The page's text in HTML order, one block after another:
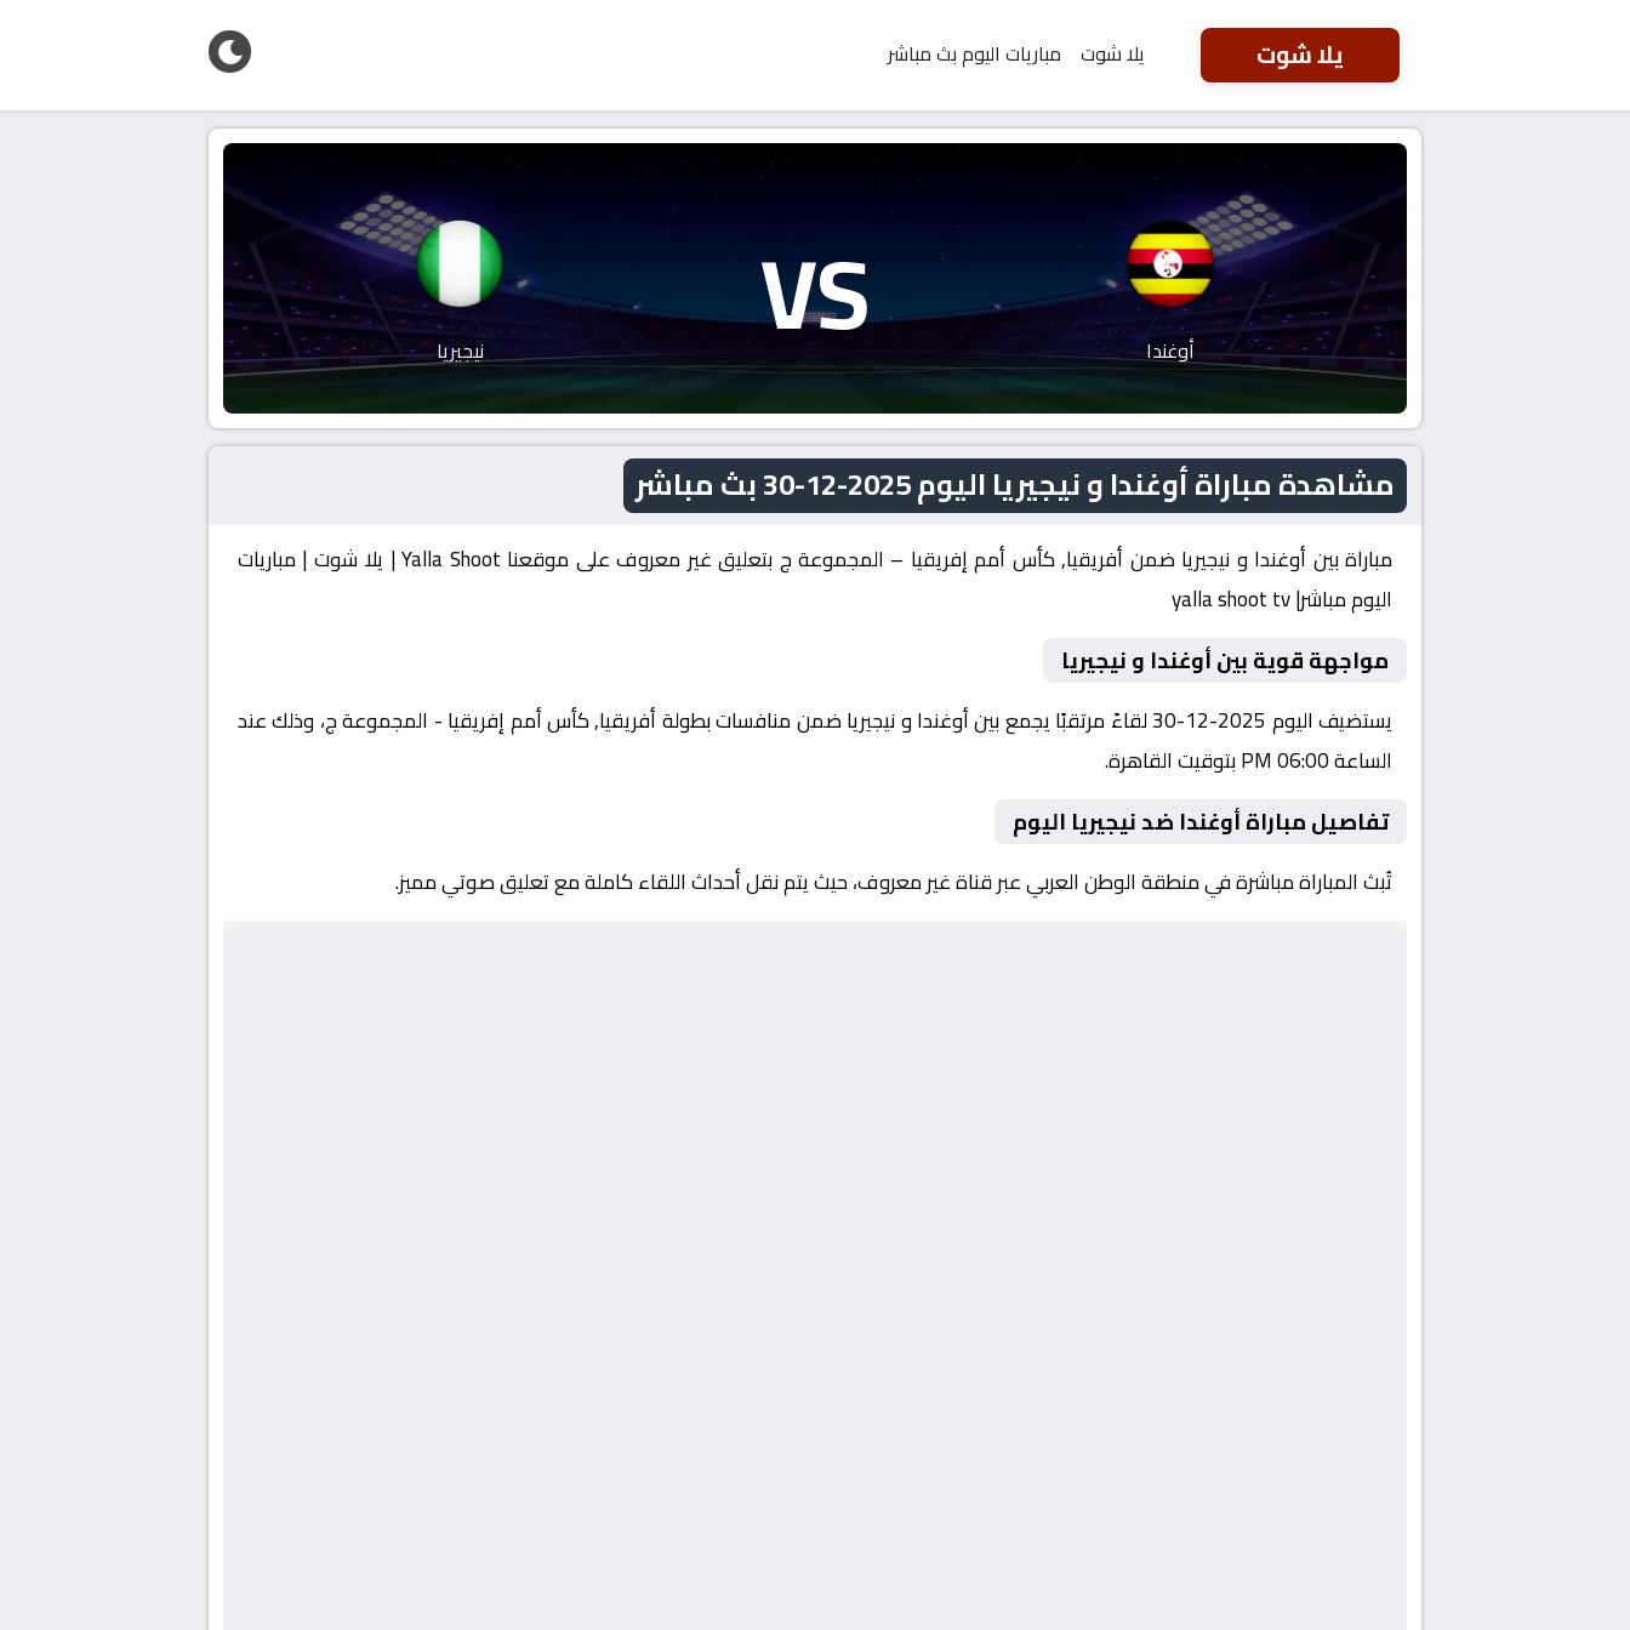
يلا شوت يلا شوت مباريات اليوم بث مباشر
أوغندا VS نيجيريا
مشاهدة مباراة أوغندا و نيجيريا اليوم 2025-12-30 بث مباشر
مباراة بين أوغندا و نيجيريا ضمن أفريقيا, كأس أمم إفريقيا – المجموعة ج بتعليق غير معروف على موقعنا Yalla Shoot | يلا شوت | مباريات
اليوم مباشر| yalla shoot tv
مواجهة قوية بين أوغندا و نيجيريا
يستضيف اليوم 2025-12-30 لقاءً مرتقبًا يجمع بين أوغندا و نيجيريا ضمن منافسات بطولة أفريقيا, كأس أمم إفريقيا - المجموعة ج، وذلك عند
الساعة 06:00 PM بتوقيت القاهرة.
تفاصيل مباراة أوغندا ضد نيجيريا اليوم
تُبث المباراة مباشرة في منطقة الوطن العربي عبر قناة غير معروف، حيث يتم نقل أحداث اللقاء كاملة مع تعليق صوتي مميز.